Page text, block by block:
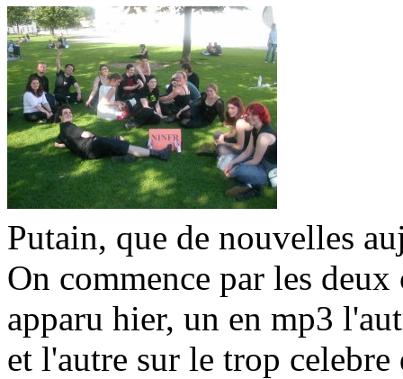
Putain, que de nouvelles
On commence par les
apparu hier, un en mp3
et l'autre sur le trop celebre